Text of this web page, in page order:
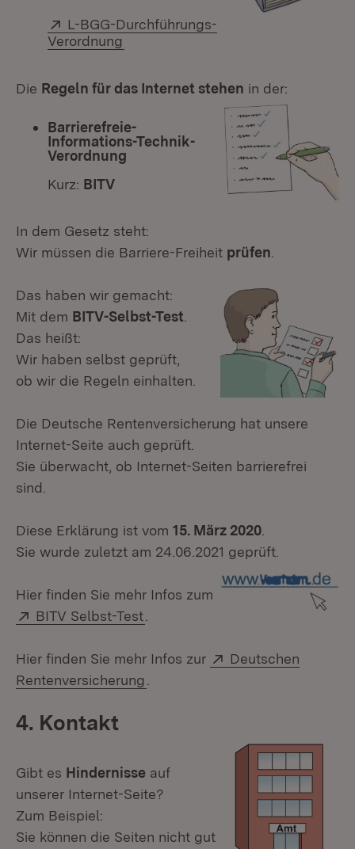
Extern:
L-BGG-Durchführungs-
Verordnung
Die Regeln für das Internet stehen in der:
Barrierefreie-
Informations-Technik-
Verordnung
Kurz: BITV
In dem Gesetz steht:
Wir müssen die Barriere-Freiheit prüfen
Das haben wir gemacht:
Mit dem BITV-Selbst-Test
Das heißt:
Wir haben selbst geprüft,
ob wir die Regeln einhalten.
Die Deutsche Rentenversicherung hat unsere
Internet-Seite auch geprüft.
Sie überwacht, ob Internet-Seiten barrierefrei
sind.
Diese Erklärung ist vom 15. März 2020
Sie wurde zuletzt am 24.06.2021 geprüft.
Hier finden Sie mehr Infos zum
Extern:
BITV Selbst-Test
Hier finden Sie mehr Infos zur Extern:
Deutschen
Rentenversicherung
4. Kontakt
Gibt es Hindernisse auf
unserer Internet-Seite?
Zum Beispiel:
Sie können die Seiten nicht gut